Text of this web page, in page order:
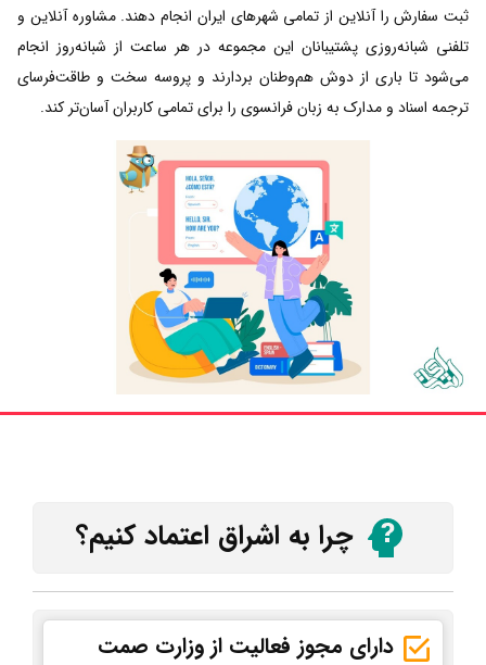
ثبت سفارش را آنلاین از تمامی شهرهای ایران انجام دهند. مشاوره آنلاین و
تلفنی شبانه‌روزی پشتیبانان این مجموعه در هر ساعت از شبانه‌روز انجام
می‌شود تا باری از دوش هم‌وطنان بردارند و پروسه سخت و طاقت‌فرسای
ترجمه اسناد و مدارک به زبان فرانسوی را برای تمامی کاربران آسان‌تر کند.
چرا به اشراق اعتماد کنیم؟
دارای مجوز فعالیت از وزارت صمت